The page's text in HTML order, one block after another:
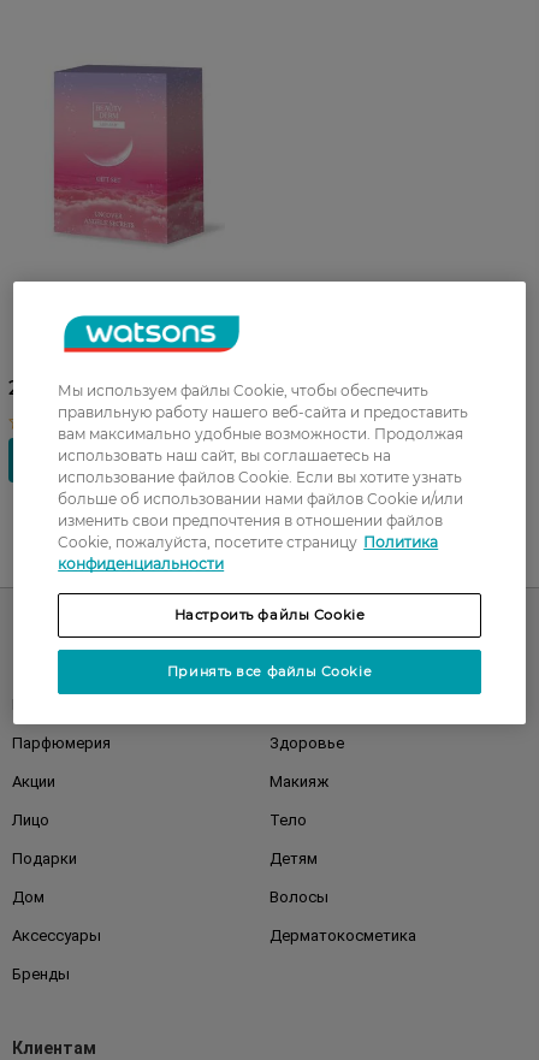
Подарочный набор для
ухода за лицом
BEAUTYDERM Ready?Glow!
Мицеллярная вода 200 мл +
Пенка 150 мл +
Напульсники
299,99 ГРН
UA
Парфюмерия Здоровье
Акции Макияж
Лицо Тело
Подарки Детям
Дом Волосы
Аксессуары Дерматокосметика
Бренды
Клиентам
Мы используем файлы Cookie, чтобы обеспечить
правильную работу нашего веб-сайта и предоставить
вам максимально удобные возможности. Продолжая
использовать наш сайт, вы соглашаетесь на
использование файлов Cookie. Если вы хотите узнать
больше об использовании нами файлов Cookie и/или
изменить свои предпочтения в отношении файлов
Cookie, пожалуйста, посетите страницу Политика
конфиденциальности
Настроить файлы Cookie
Принять все файлы Cookie